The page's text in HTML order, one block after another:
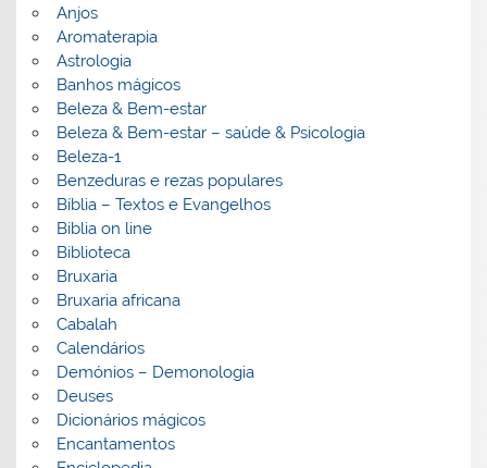
Anjos
Aromaterapia
Astrologia
Banhos mágicos
Beleza & Bem-estar
Beleza & Bem-estar – saúde & Psicologia
Beleza-1
Benzeduras e rezas populares
Bíblia – Textos e Evangelhos
Biblia on line
Biblioteca
Bruxaria
Bruxaria africana
Cabalah
Calendários
Demónios – Demonologia
Deuses
Dicionários mágicos
Encantamentos